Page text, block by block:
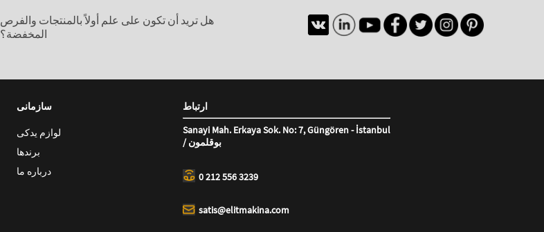
هل تريد أن تكون على علم أولاً بالمنتجات والفرص
المخفضة؟
سازمانی
لوازم یدکی
برندها
درباره ما
ارتباط
Sanayi Mah. Erkaya Sok. No: 7, Güngören - İstanbul
/ بوقلمون
0 212 556 3239
satis@elitmakina.com